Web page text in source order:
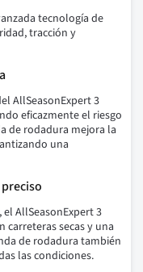
tecnología de
tracción y
AllSeasonExpert 3
eficazmente el riesgo
de rodadura mejora la
una
AllSeasonExpert 3
carreteras secas y una
de rodadura también
las condiciones.